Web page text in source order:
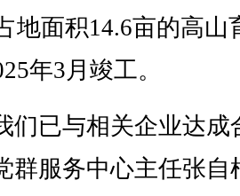
地面积14.6亩的高山
年3月竣工。
已与相关企业达成
群服务中心主任张自